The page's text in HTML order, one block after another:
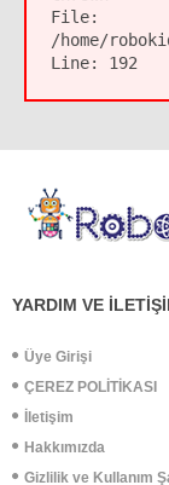
File:
/home/
Line:
192
YARDIM VE
Üye Girişi
ÇEREZ POLİTİKASI
İletişim
Hakkımızda
Gizlilik ve Kullanım